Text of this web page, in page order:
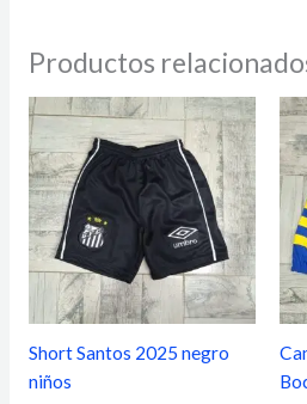
Productos
Short Santos 2025 negro
niños